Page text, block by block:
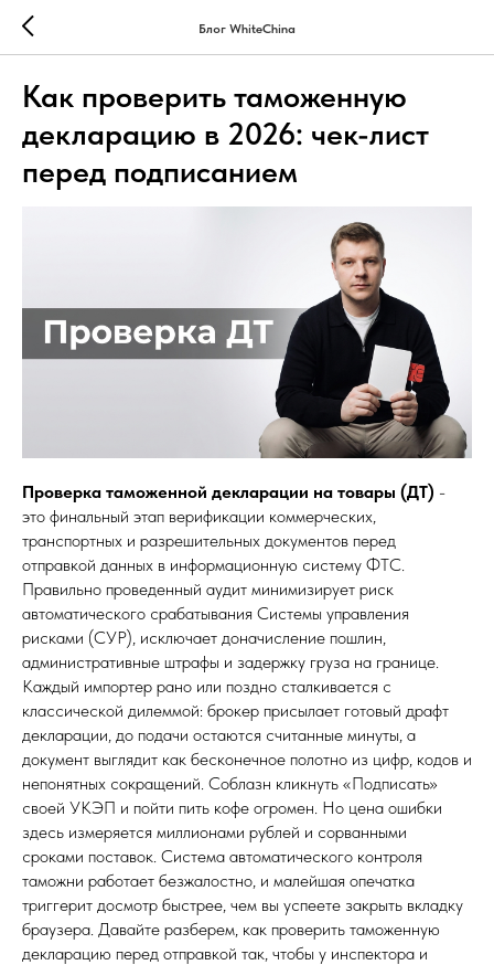
Блог WhiteChina
Как проверить таможенную
декларацию в 2026: чек-лист
перед подписанием
Проверка таможенной декларации на товары (ДТ) -
это финальный этап верификации коммерческих,
транспортных и разрешительных документов перед
отправкой данных в информационную систему ФТС.
Правильно проведенный аудит минимизирует риск
автоматического срабатывания Системы управления
рисками (СУР), исключает доначисление пошлин,
административные штрафы и задержку груза на границе.
Каждый импортер рано или поздно сталкивается с
классической дилеммой: брокер присылает готовый драфт
декларации, до подачи остаются считанные минуты, а
документ выглядит как бесконечное полотно из цифр, кодов и
непонятных сокращений. Соблазн кликнуть «Подписать»
своей УКЭП и пойти пить кофе огромен. Но цена ошибки
здесь измеряется миллионами рублей и сорванными
сроками поставок. Система автоматического контроля
таможни работает безжалостно, и малейшая опечатка
триггерит досмотр быстрее, чем вы успеете закрыть вкладку
браузера. Давайте разберем, как проверить таможенную
декларацию перед отправкой так, чтобы у инспектора и